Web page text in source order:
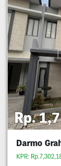
Rp.
Darmo
KPR: